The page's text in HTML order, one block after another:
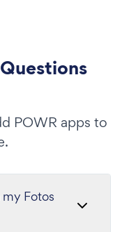
POWR apps to
Fotos